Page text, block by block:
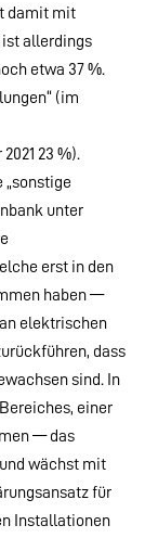
damit mit
ist allerdings
etwa 37 %.
(im
23 %).
„sonstige
unter
erst in den
haben —
elektrischen
dass
sind. In
einer
— das
wächst mit
für
Installationen